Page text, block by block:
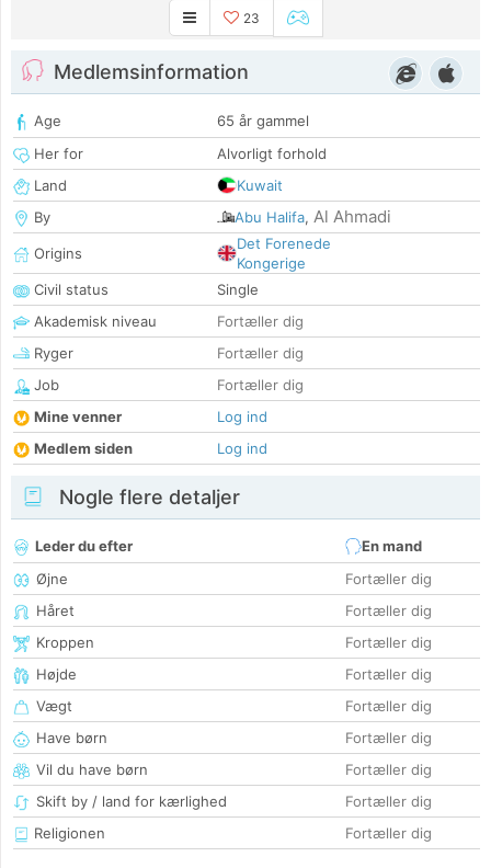
23
Medlemsinformation
Age
65 år gammel
Her for
Alvorligt forhold
Land
Kuwait
By
Abu Halifa, Al Ahmadi
Origins
Det Forenede
Kongerige
Civil status
Single
Akademisk niveau
Fortæller dig
Ryger
Fortæller dig
Job
Fortæller dig
Mine venner
Log ind
Medlem siden
Log ind
Nogle flere detaljer
Leder du efter
En mand
Øjne
Fortæller dig
Håret
Fortæller dig
Kroppen
Fortæller dig
Højde
Fortæller dig
Vægt
Fortæller dig
Have børn
Fortæller dig
Vil du have børn
Fortæller dig
Skift by / land for kærlighed
Fortæller dig
Religionen
Fortæller dig